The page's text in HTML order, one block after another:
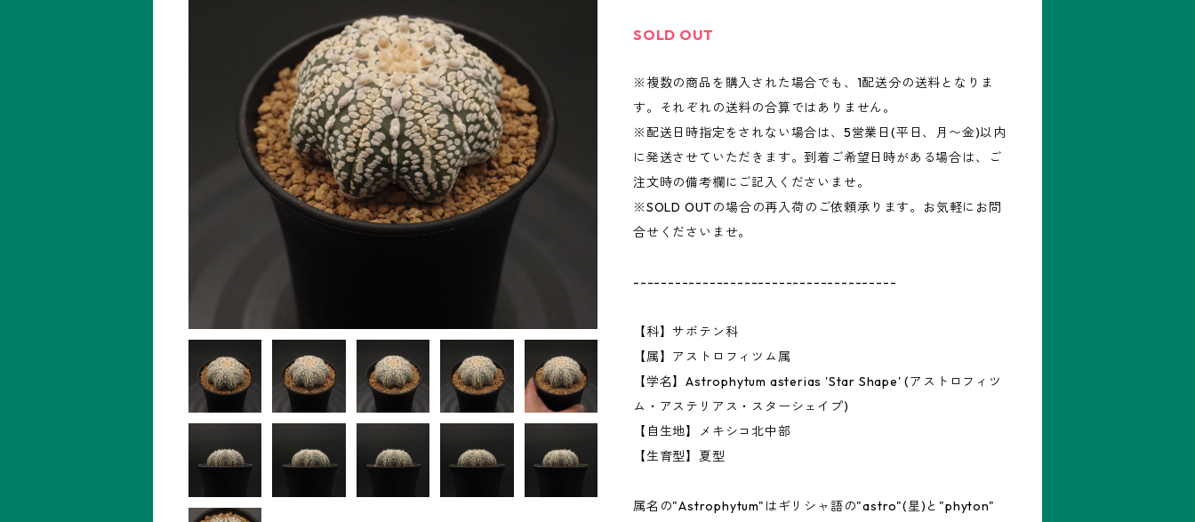
SOLD OUT
※複数の商品を購入された場合でも、1配送分の送料となりま
す。それぞれの送料の合算ではありません。
※配送日時指定をされない場合は、5営業日(平日、月〜金)以内
に発送させていただきます。到着ご希望日時がある場合は、ご
注文時の備考欄にご記入くださいませ。
※SOLD OUTの場合の再入荷のご依頼承ります。お気軽にお問
合せくださいませ。
--------------------------------------
【科】サボテン科
【属】アストロフィツム属
【学名】Astrophytum asterias 'Star Shape' (アストロフィツ
ム・アステリアス・スターシェイプ)
【自生地】メキシコ北中部
【生育型】夏型
属名の"Astrophytum"はギリシャ語の"astro"(星)と"phyton"